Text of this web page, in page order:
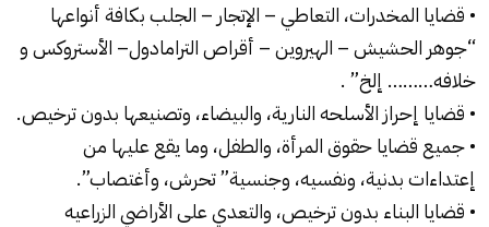
• قضايا المخدرات، التعاطي – الإتجار – الجلب بكافة أنواعها
“جوهر الحشيش – الهيروين – أقراص الترامادول– الأستروكس و
خلافه……… إلخ” .
• قضايا إحراز الأسلحه النارية، والبيضاء، وتصنيعها بدون ترخيص.
• جميع قضايا حقوق المرأة، والطفل، وما يقع عليها من
إعتداءات بدنية، ونفسيه، وجنسية” تحرش، وأغتصاب”.
• قضايا البناء بدون ترخيص، والتعدي على الأراضي الزراعيه